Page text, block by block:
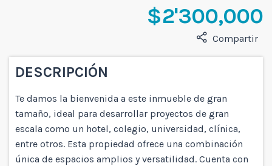
$ 2'300,000
Compartir
DESCRIPCIÓN
Te damos la bienvenida a este inmueble de gran
tamaño, ideal para desarrollar proyectos de gran
escala como un hotel, colegio, universidad, clínica,
entre otros. Esta propiedad ofrece una combinación
única de espacios amplios y versatilidad. Cuenta con